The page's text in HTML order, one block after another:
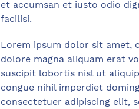
et accumsan et iusto odio
facilisi.
Lorem ipsum dolor sit amet,
dolore magna aliquam erat
suscipit lobortis nisl ut
congue nihil imperdiet
consectetuer adipiscing elit,